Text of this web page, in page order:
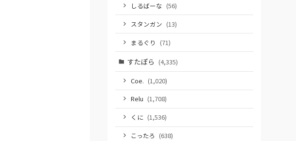
しるばーな (56)
スタンガン (13)
まるぐり (71)
すたぽら (4,335)
Coe. (1,020)
Relu (1,708)
くに (1,536)
こったろ (638)